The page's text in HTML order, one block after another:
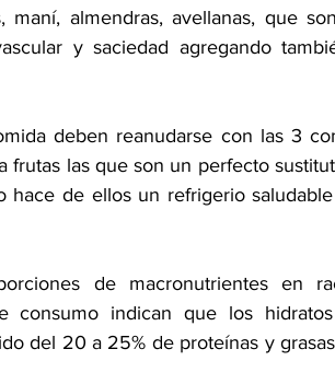
maní, almendras, avellanas, que
y saciedad agregando
deben reanudarse con las 3
frutas las que son un perfecto
hace de ellos un refrigerio
de macronutrientes en
consumo indican que los
del 20 a 25% de proteínas y